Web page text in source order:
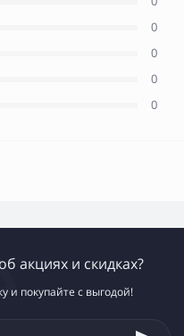
0
0
0
0
акциях и скидках?
и покупайте с выгодой!